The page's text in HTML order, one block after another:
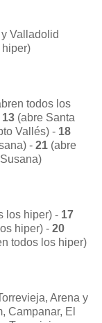
Valladolid
hiper)
todos los
13 (abre Santa
Vallés) - 18
- 21 (abre
los hiper) - 17
hiper) - 20
todos los hiper)
Arena y
Campanar, El